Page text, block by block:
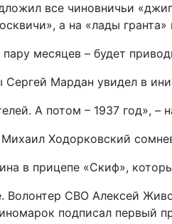
все чиновничьи
а на «лады
месяцев – будет
Мардан увидел в
А потом – 1937 год», –
Ходорковский
в прицепе «Скиф»,
Волонтер СВО Алексей
подписал первый